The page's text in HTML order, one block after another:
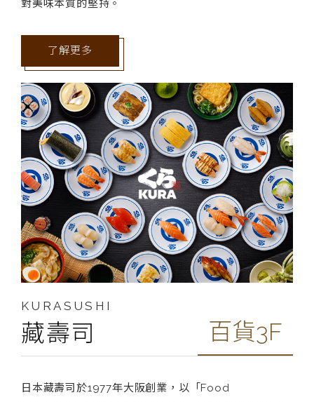
對美味本質的堅持。
了解更多
KURASUSHI
藏壽司 百貨3F
日本藏壽司於1977年大阪創業，以「Food